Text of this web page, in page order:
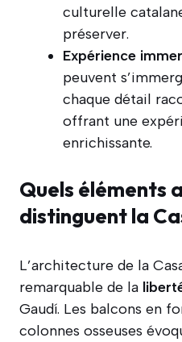
culturelle
préserver.
Expérience
peuvent
chaque détail
offrant une
enrichissante.
Quels éléments
distinguent la
L’architecture de la
remarquable de la
Gaudí. Les balcons en
colonnes osseuses